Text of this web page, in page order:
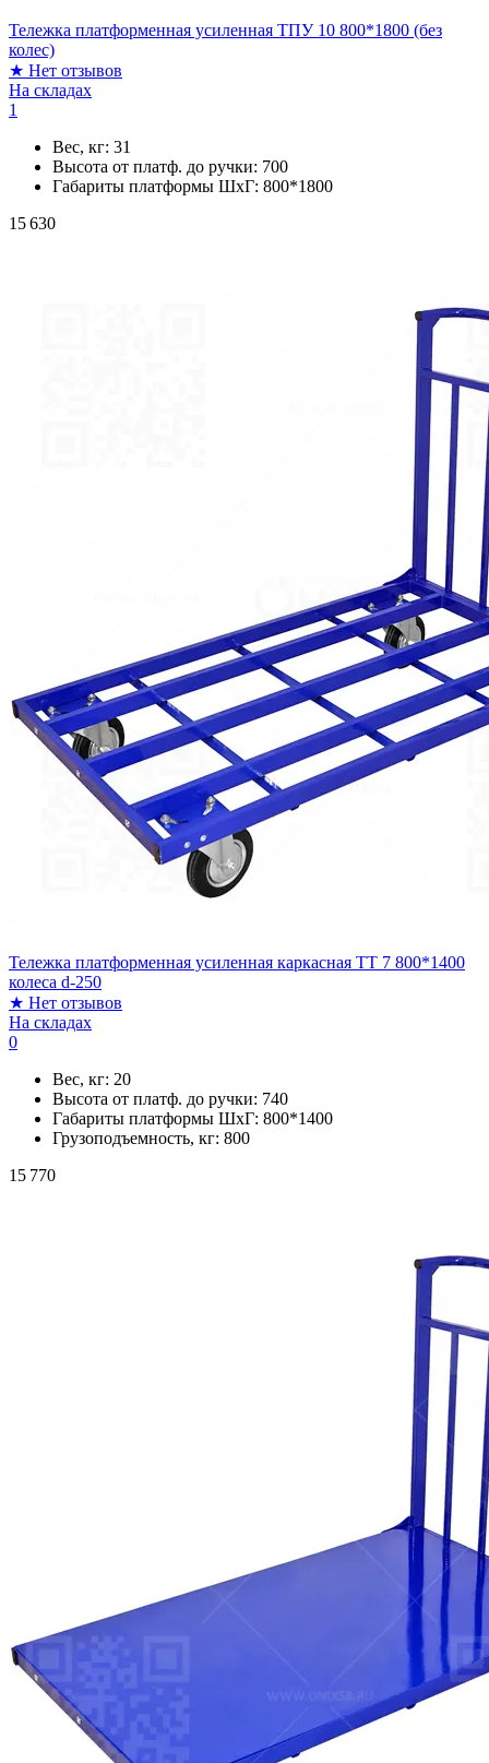
Тележка платформенная усиленная ТПУ 10 800*1800 (без
колес)
★ Нет отзывов
На складах
1
Вес, кг: 31
Высота от платф. до ручки: 700
Габариты платформы ШxГ: 800*1800
15 630
Тележка платформенная усиленная каркасная ТТ 7 800*1400
колеса d-250
★ Нет отзывов
На складах
0
Вес, кг: 20
Высота от платф. до ручки: 740
Габариты платформы ШxГ: 800*1400
Грузоподъемность, кг: 800
15 770